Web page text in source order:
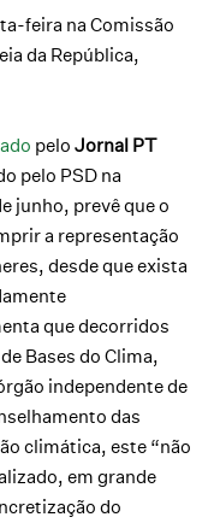
feira na Comissão
da República,
peloJornal PT
pelo PSD na
junho, prevê que o
a representação
desde que exista
que decorridos
Bases do Clima,
independente de
das
climática, este “não
em grande
do